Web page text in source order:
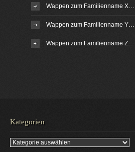
Wappen zum Familienname X…
Wappen zum Familienname Y…
Wappen zum Familienname Z…
Kategorien
Kategorien